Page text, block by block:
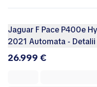
Jaguar F Pace P400e
2021 Automata - Detalii
26.999 €